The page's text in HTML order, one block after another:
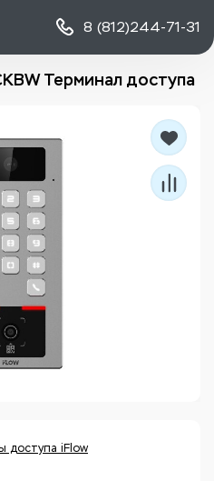
8 (812)244-71-31
Терминал доступа
доступа iFlow